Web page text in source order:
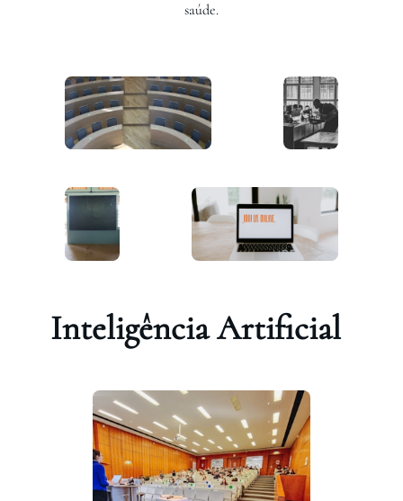
saúde.
Inteligência Artificial